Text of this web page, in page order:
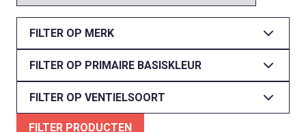
FILTER OP MERK
FILTER OP PRIMAIRE BASISKLEUR
FILTER OP VENTIELSOORT
FILTER PRODUCTEN